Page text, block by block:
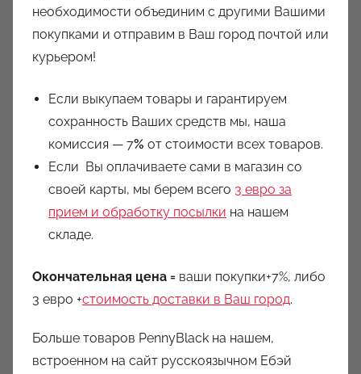
необходимости объединим с другими Вашими
покупками и отправим в Ваш город почтой или
курьером!
Если выкупаем товары и гарантируем
сохранность Ваших средств мы, наша
комиссия — 7% от стоимости всех товаров.
Если Вы оплачиваете сами в магазин со
своей карты, мы берем всего 3 евро за
прием и обработку посылки на нашем
складе.
Окончательная цена = ваши покупки+7%, либо
3 евро +стоимость доставки в Ваш город.
Больше товаров PennyBlack на нашем,
встроенном на сайт русскоязычном Ебэй